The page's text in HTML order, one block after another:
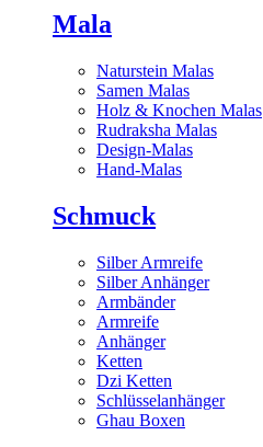
Mala
Naturstein Malas
Samen Malas
Holz & Knochen Malas
Rudraksha Malas
Design-Malas
Hand-Malas
Schmuck
Silber Armreife
Silber Anhänger
Armbänder
Armreife
Anhänger
Ketten
Dzi Ketten
Schlüsselanhänger
Ghau Boxen